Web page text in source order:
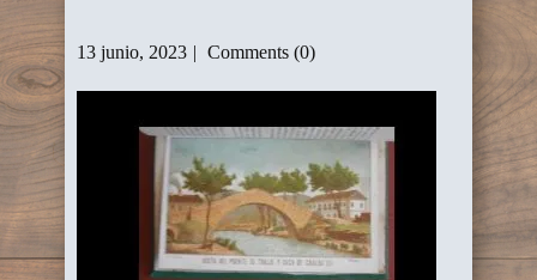
13 junio, 2023 Comments (0)